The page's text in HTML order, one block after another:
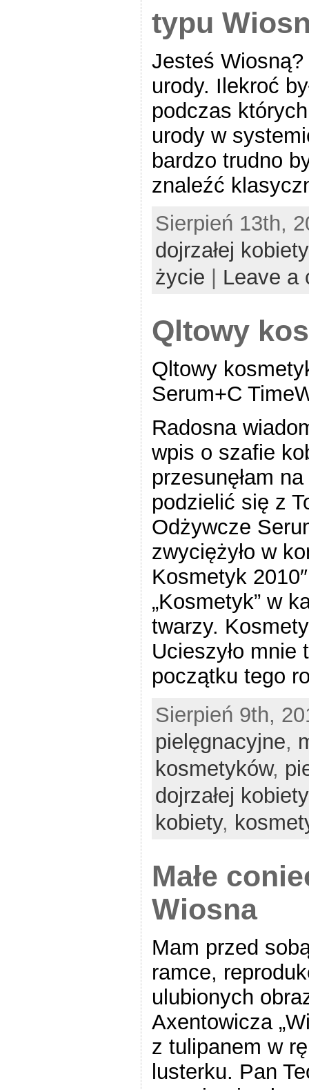
typu
Jesteś
urody. Ilekroć
podczas
urody w
bardzo trudno
znaleźć
Sierpień 13th,
dojrzałej kobiety
życie
Leave a
Qltowy
Qltowy
Serum+C
Radosna
wpis o szafie
przesunęłam
podzielić się z
Odżywcze
zwyciężyło w
Kosmetyk
„Kosmetyk” w
twarzy.
Ucieszyło mnie
początku tego
Sierpień 9th,
pielęgnacyjne,
kosmetyków,
dojrzałej kobiety
kobiety,
Małe
Wiosna
Mam przed
ramce,
ulubionych
Axentowicza
z tulipanem w
lusterku. Pan